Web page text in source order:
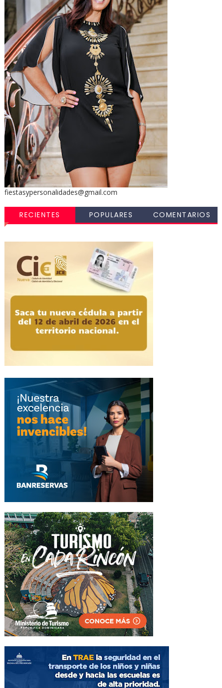
fiestasypersonalidades@gmail.com
RECIENTES POPULARES COMENTARIOS